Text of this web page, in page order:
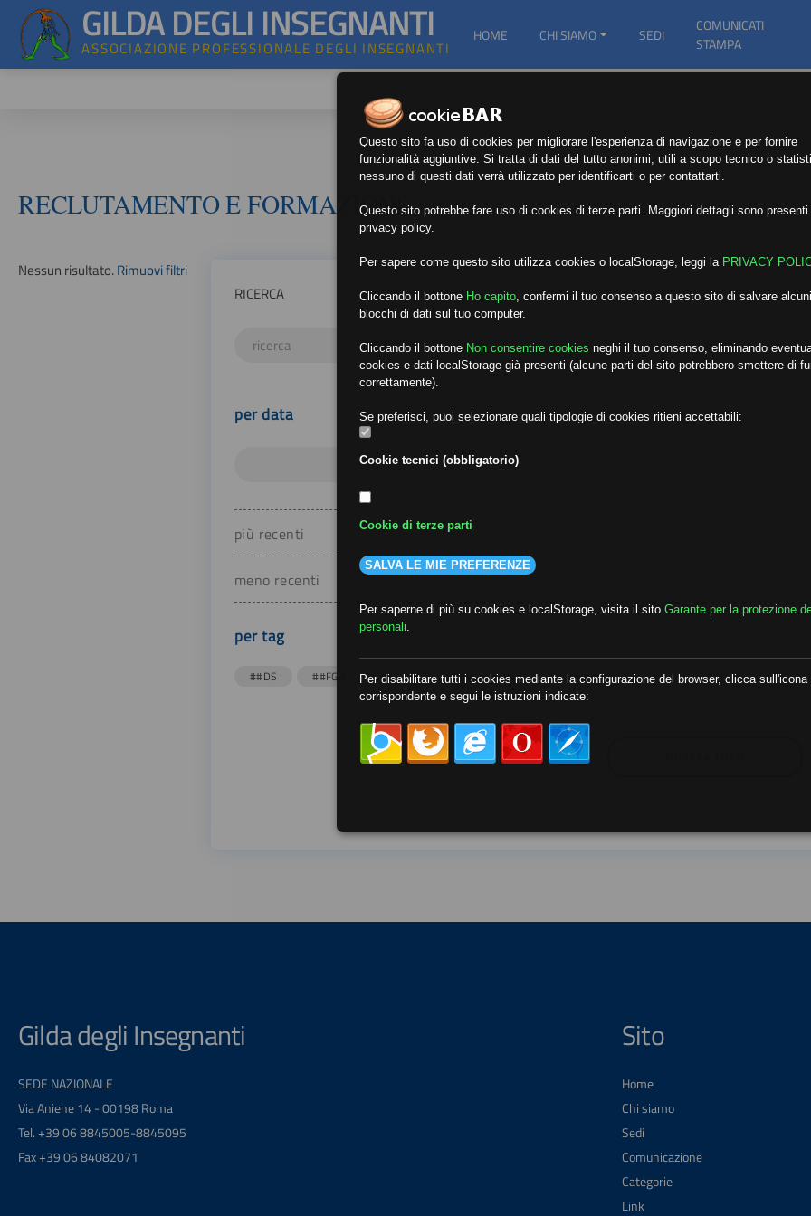
GILDA DEGLI INSEGNANTI
ASSOCIAZIONE PROFESSIONALE DEGLI INSEGNANTI
HOME CHI SIAMO SEDI
COMUNICATI
STAMPA
RECLUTAMENTO E FORMAZIONE
Nessun risultato.Rimuovi filtri
RICERCA
per data
più recenti
meno recenti
per tag
##DS ##FGU ##Gilda ##audoizioni ##autonomia
Gilda degli Insegnanti
SEDE NAZIONALE
Via Aniene 14 - 00198 Roma
Tel. +39 06 8845005-8845095
Fax +39 06 84082071
Sito
Home
Chi siamo
Sedi
Comunicazione
Categorie
Link
Questo sito fa uso di cookies per migliorare l'esperienza di navigazione e per fornire
funzionalità aggiuntive. Si tratta di dati del tutto anonimi, utili a scopo tecnico o
nessuno di questi dati verrà utilizzato per identificarti o per contattarti.
Questo sito potrebbe fare uso di cookies di terze parti. Maggiori dettagli sono
privacy policy.
Per sapere come questo sito utilizza cookies o localStorage, leggi la PRIVACY
Cliccando il bottone Ho capito confermi il tuo consenso a questo sito di salvare
blocchi di dati sul tuo computer.
Cliccando il bottone Non consentire cookies neghi il tuo consenso, eliminando
cookies e dati localStorage già presenti (alcune parti del sito potrebbero smettere di
correttamente).
Se preferisci, puoi selezionare quali tipologie di cookies ritieni accettabili:
Cookie tecnici (obbligatorio)
Cookie di terze parti
SALVA LE MIE PREFERENZE
Per saperne di più su cookies e localStorage, visita il sito Garante per la protezione
personali
Per disabilitare tutti i cookies mediante la configurazione del browser, clicca sull'icona
corrispondente e segui le istruzioni indicate: